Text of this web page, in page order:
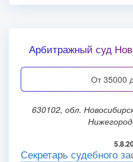
Арбитражный суд
от 35000
630102, обл. Новосибирская, г. Новосибирск, ул.
Секретарь судебного